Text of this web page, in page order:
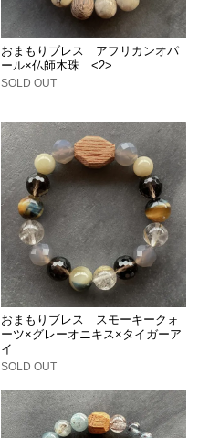
おまもりブレス アフリカンオパ
ール×仏師木珠 <2>
SOLD OUT
おまもりブレス スモーキークォ
ーツ×グレーオニキス×タイガーア
イ
SOLD OUT